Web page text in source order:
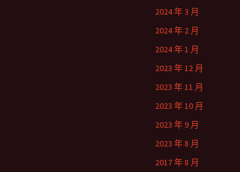
2024 年 3 月
2024 年 2 月
2024 年 1 月
2023 年 12 月
2023 年 11 月
2023 年 10 月
2023 年 9 月
2023 年 8 月
2017 年 8 月